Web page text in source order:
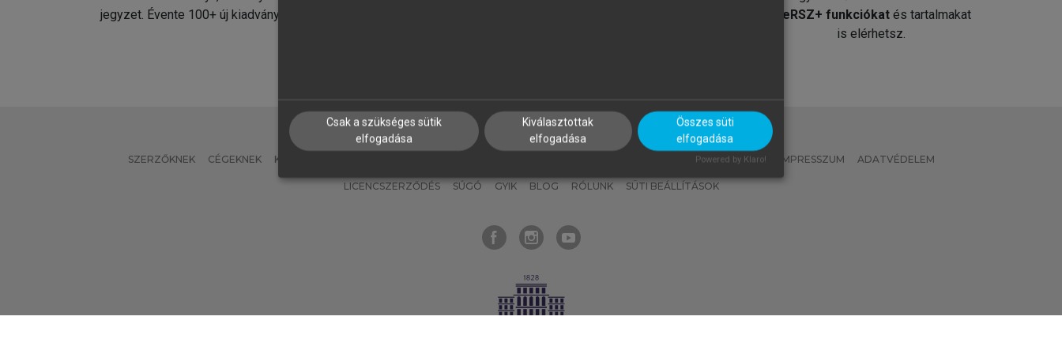
jegyzet. Évente 100+ új kiadvány.
MeRSZ+ funkciókat és tartalmakat
is elérhetsz.
SZERZŐKNEK CÉGEKNEK KÖNYVTÁROSOKNAK MI – ÁLTALÁNOS IRÁNYELVEK IMPRESSZUM ADATVÉDELEM
LICENCSZERZŐDÉS SÚGÓ GYIK BLOG RÓLUNK SÜTI BEÁLLÍTÁSOK
Csak a szükséges sütik
elfogadása
Kiválasztottak
elfogadása
Összes süti
elfogadása
Powered by Klaro!